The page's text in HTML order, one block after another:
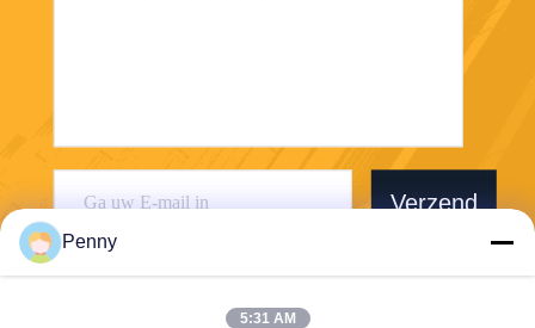
Verzend
Penny
5:31 AM